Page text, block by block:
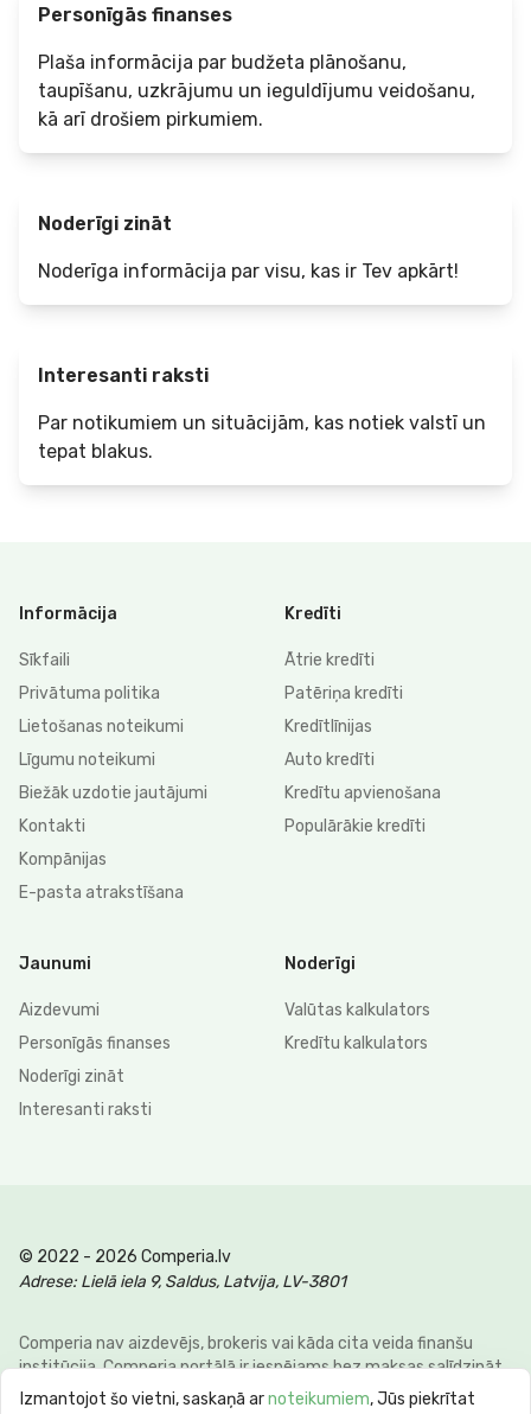
Personīgās finanses
Plaša informācija par budžeta plānošanu,
taupīšanu, uzkrājumu un ieguldījumu veidošanu,
kā arī drošiem pirkumiem.
Noderīgi zināt
Noderīga informācija par visu, kas ir Tev apkārt!
Interesanti raksti
Par notikumiem un situācijām, kas notiek valstī un
tepat blakus.
Informācija
Sīkfaili
Privātuma politika
Lietošanas noteikumi
Līgumu noteikumi
Biežāk uzdotie jautājumi
Kontakti
Kompānijas
E-pasta atrakstīšana
Kredīti
Ātrie kredīti
Patēriņa kredīti
Kredītlīnijas
Auto kredīti
Kredītu apvienošana
Populārākie kredīti
Jaunumi
Aizdevumi
Personīgās finanses
Noderīgi zināt
Interesanti raksti
Noderīgi
Valūtas kalkulators
Kredītu kalkulators
© 2022 - 2026 Comperia.lv
Adrese: Lielā iela 9, Saldus, Latvija, LV-3801
Comperia nav aizdevējs, brokeris vai kāda cita veida finanšu
institūcija. Comperia portālā ir iespējams bez maksas salīdzināt
dažādus personīgo finanšu veidus, lai klienti varētu ietaupīt savu
Izmantojot šo vietni, saskaņā arnoteikumiem, Jūs piekrītat